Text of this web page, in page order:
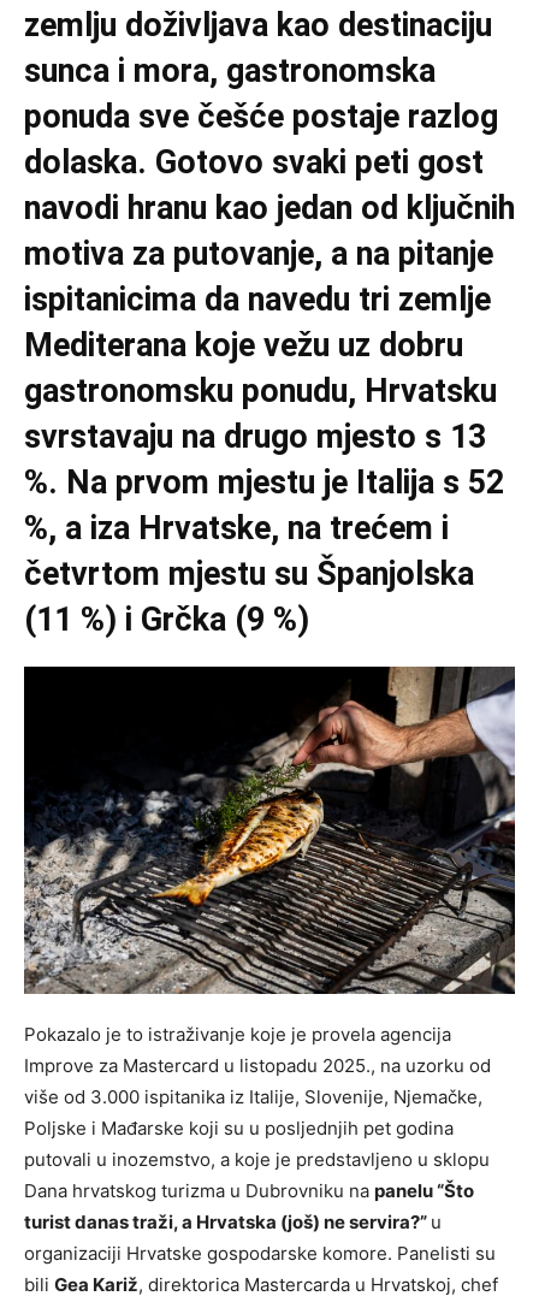
zemlju doživljava kao destinaciju
sunca i mora, gastronomska
ponuda sve češće postaje razlog
dolaska. Gotovo svaki peti gost
navodi hranu kao jedan od ključnih
motiva za putovanje, a na pitanje
ispitanicima da navedu tri zemlje
Mediterana koje vežu uz dobru
gastronomsku ponudu, Hrvatsku
svrstavaju na drugo mjesto s 13
%. Na prvom mjestu je Italija s 52
%, a iza Hrvatske, na trećem i
četvrtom mjestu su Španjolska
(11 %) i Grčka (9 %)
Pokazalo je to istraživanje koje je provela agencija
Improve za Mastercard u listopadu 2025., na uzorku od
više od 3.000 ispitanika iz Italije, Slovenije, Njemačke,
Poljske i Mađarske koji su u posljednjih pet godina
putovali u inozemstvo, a koje je predstavljeno u sklopu
Dana hrvatskog turizma u Dubrovniku na panelu “Što
turist danas traži, a Hrvatska (još) ne servira?” u
organizaciji Hrvatske gospodarske komore. Panelisti su
bili Gea Kariž, direktorica Mastercarda u Hrvatskoj, chef